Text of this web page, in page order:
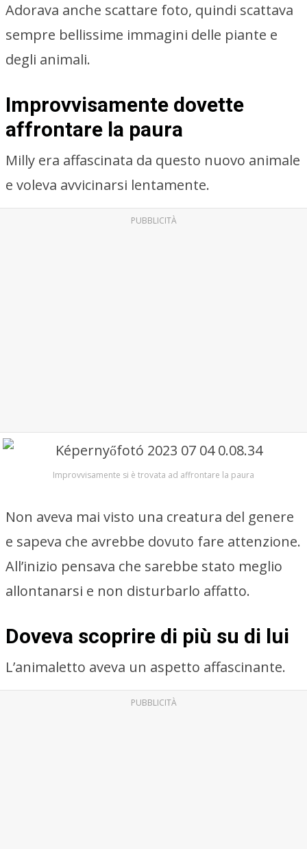
Adorava anche scattare foto, quindi scattava
sempre bellissime immagini delle piante e
degli animali.
Improvvisamente dovette
affrontare la paura
Milly era affascinata da questo nuovo animale
e voleva avvicinarsi lentamente.
PUBBLICITÀ
Improvvisamente si è trovata ad affrontare la paura
Non aveva mai visto una creatura del genere
e sapeva che avrebbe dovuto fare attenzione.
All’inizio pensava che sarebbe stato meglio
allontanarsi e non disturbarlo affatto.
Doveva scoprire di più su di lui
L’animaletto aveva un aspetto affascinante.
PUBBLICITÀ